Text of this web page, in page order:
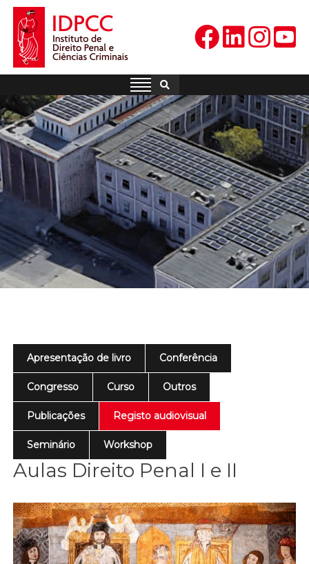
Skip
content
IDPCC
Instituto de Direito Penal e
Apresentação de livro Conferência
Congresso Curso Outros
Publicações Registo audiovisual
Seminário Workshop
Aulas Direito Penal I e II